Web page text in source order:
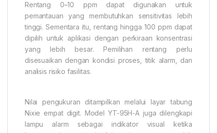
Rentang 0–10 ppm dapat digunakan untuk
pemantauan yang membutuhkan sensitivitas lebih
tinggi. Sementara itu, rentang hingga 100 ppm dapat
dipilih untuk aplikasi dengan perkiraan konsentrasi
yang lebih besar. Pemilihan rentang perlu
disesuaikan dengan kondisi proses, titik alarm, dan
analisis risiko fasilitas.
Nilai pengukuran ditampilkan melalui layar tabung
Nixie empat digit. Model YT-95H-A juga dilengkapi
lampu alarm sebagai indikator visual ketika